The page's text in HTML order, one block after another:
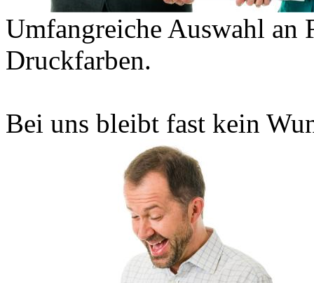
Umfangreiche Auswahl an
Druckfarben.
Bei uns bleibt fast kein